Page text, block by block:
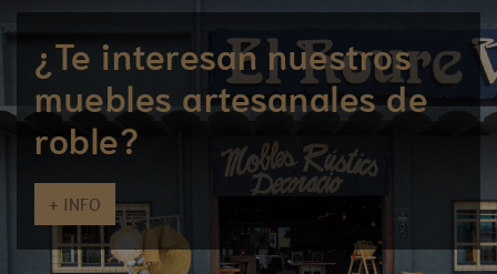
¿Te interesan nuestros
muebles artesanales de
roble?
+ INFO